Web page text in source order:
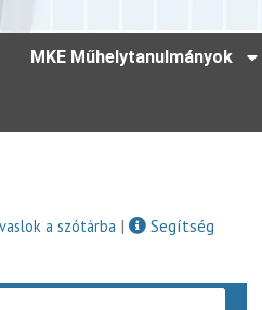
MKE Műhelytanulmányok
a szótárba |
Segítség